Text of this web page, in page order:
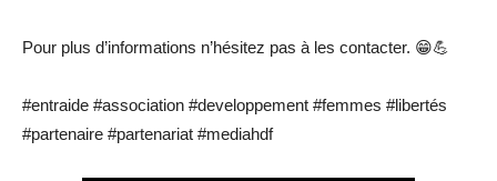
Pour plus d’informations n’hésitez pas à les contacter. 😁💪
#entraide #association #developpement #femmes #libertés
#partenaire #partenariat #mediahdf